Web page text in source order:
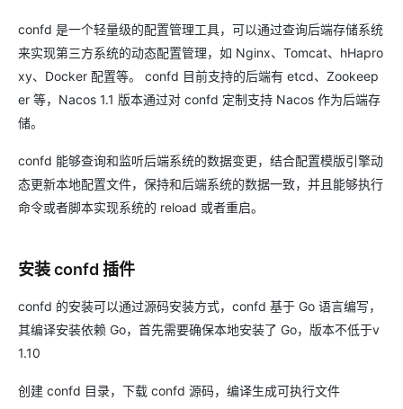
confd 是一个轻量级的配置管理工具，可以通过查询后端存储系统
来实现第三方系统的动态配置管理，如 Nginx、Tomcat、hHapro
xy、Docker 配置等。 confd 目前支持的后端有 etcd、Zookeep
er 等，Nacos 1.1 版本通过对 confd 定制支持 Nacos 作为后端存
储。
confd 能够查询和监听后端系统的数据变更，结合配置模版引擎动
态更新本地配置文件，保持和后端系统的数据一致，并且能够执行
命令或者脚本实现系统的 reload 或者重启。
安装 confd 插件
confd 的安装可以通过源码安装方式，confd 基于 Go 语言编写，
其编译安装依赖 Go，首先需要确保本地安装了 Go，版本不低于v
1.10
创建 confd 目录，下载 confd 源码，编译生成可执行文件